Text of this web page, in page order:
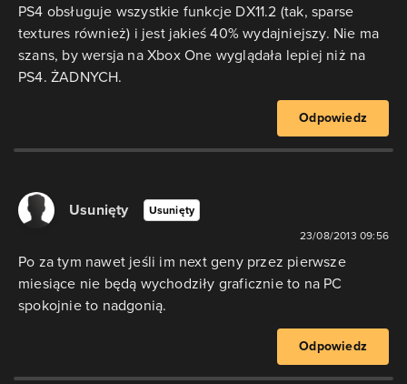
PS4 obsługuje wszystkie funkcje DX11.2 (tak, sparse
textures również) i jest jakieś 40% wydajniejszy. Nie ma
szans, by wersja na Xbox One wyglądała lepiej niż na
PS4. ŻADNYCH.
Odpowiedz
Usunięty Usunięty
23/08/2013 09:56
Po za tym nawet jeśli im next geny przez pierwsze
miesiące nie będą wychodziły graficznie to na PC
spokojnie to nadgonią.
Odpowiedz